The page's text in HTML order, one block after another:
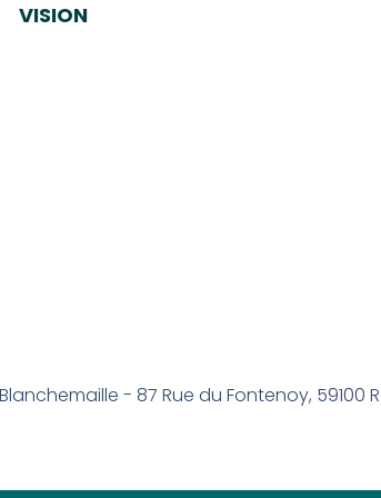
VISION
- 87 Rue du Fontenoy, 59100